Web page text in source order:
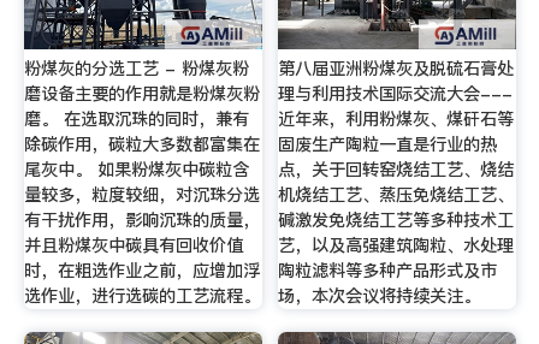
粉煤灰的分选工艺 - 粉煤灰粉
磨设备主要的作用就是粉煤灰粉
磨。 在选取沉珠的同时，兼有
除碳作用，碳粒大多数都富集在
尾灰中。 如果粉煤灰中碳粒含
量较多，粒度较细，对沉珠分选
有干扰作用，影响沉珠的质量，
并且粉煤灰中碳具有回收价值
时，在粗选作业之前，应增加浮
选作业，进行选碳的工艺流程。
第八届亚洲粉煤灰及脱硫石膏处
理与利用技术国际交流大会---
近年来，利用粉煤灰、煤矸石等
固废生产陶粒一直是行业的热
点，关于回转窑烧结工艺、烧结
机烧结工艺、蒸压免烧结工艺、
碱激发免烧结工艺等多种技术工
艺，以及高强建筑陶粒、水处理
陶粒滤料等多种产品形式及市
场，本次会议将持续关注。